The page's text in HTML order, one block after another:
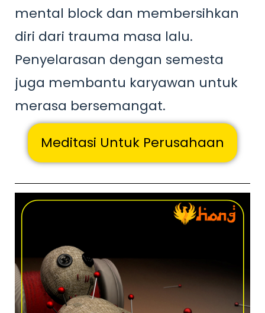
mental block dan membersihkan
diri dari trauma masa lalu.
Penyelarasan dengan semesta
juga membantu karyawan untuk
merasa bersemangat.
Meditasi Untuk Perusahaan